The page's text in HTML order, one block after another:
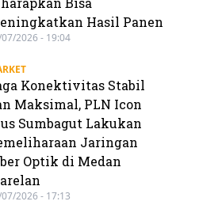
Hasil Panen
2026 - 19:04
Konektivitas Stabil
Maksimal, PLN Icon
Sumbagut Lakukan
Jaringan
Optik di Medan
2026 - 17:13